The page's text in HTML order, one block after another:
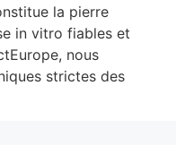
la pierre
in vitro fiables et
nous
strictes des